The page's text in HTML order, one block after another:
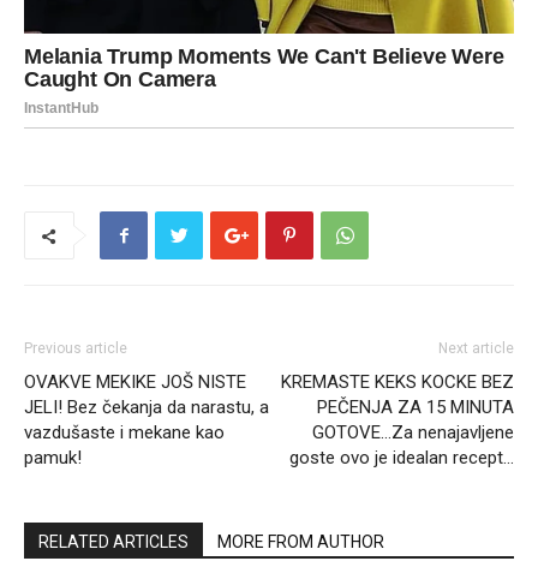
Previous article
OVAKVE MEKIKE JOŠ NISTE
JELI! Bez čekanja da narastu, a
vazdušaste i mekane kao
pamuk!
Next article
KREMASTE KEKS KOCKE BEZ
PEČENJA ZA 15 MINUTA
GOTOVE…Za nenajavljene
goste ovo je idealan recept…
RELATED ARTICLES MORE FROM AUTHOR